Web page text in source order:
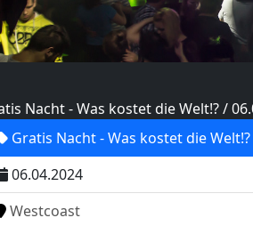
Nacht - Was kostet die Welt!? /
Gratis Nacht - Was kostet die Welt!?
06.04.2024
Westcoast